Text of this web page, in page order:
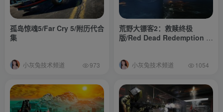
孤岛惊魂5/Far Cry 5/附历代合
集
小灰兔技术频道 973
荒野大镖客2：救赎终极
版/Red Dead Redemption 2:
小灰兔技术频道 1054